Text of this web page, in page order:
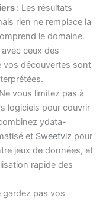
:Les résultats
rien ne remplace la
le domaine.
ceux des
vos découvertes sont
vous limitez pas à
logiciels pour couvrir
ydata-
et Sweetviz pour
jeux de données, et
rapide des
pas vos